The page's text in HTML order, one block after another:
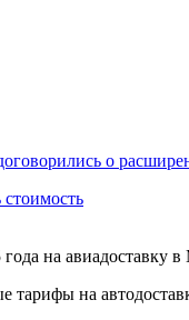
о
стоимость
на авиадоставку
тарифы на